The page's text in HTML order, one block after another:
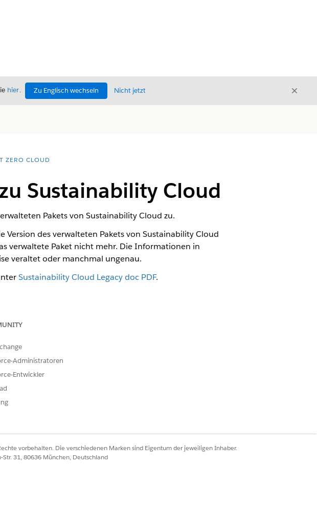
hier. Zu Englisch wechseln Nicht jetzt
ZERO CLOUD
Sustainability Cloud
Pakets von Sustainability Cloud zu.
des verwalteten Pakets von Sustainability Cloud
verwaltete Paket nicht mehr. Die Informationen in
veraltet oder manchmal ungenau.
Sustainability Cloud Legacy doc PDF.
Administratoren
Entwickler
vorbehalten. Die verschiedenen Marken sind Eigentum der jeweiligen Inhaber.
31, 80636 München, Deutschland